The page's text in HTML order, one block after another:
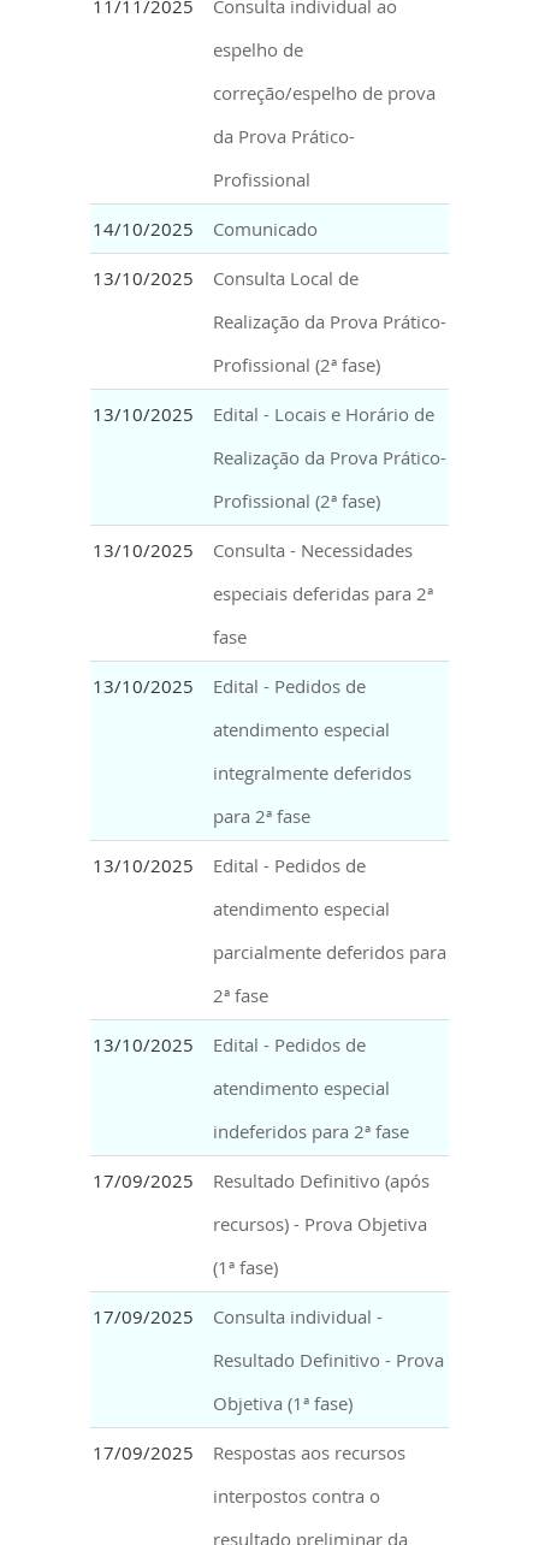
11/11/2025
Consulta individual ao
espelho de
correção/espelho de prova
da Prova Prático-
Profissional
14/10/2025 Comunicado
13/10/2025
Consulta Local de
Realização da Prova Prático-
Profissional (2ª fase)
13/10/2025
Edital - Locais e Horário de
Realização da Prova Prático-
Profissional (2ª fase)
13/10/2025
Consulta - Necessidades
especiais deferidas para 2ª
fase
13/10/2025
Edital - Pedidos de
atendimento especial
integralmente deferidos
para 2ª fase
13/10/2025
Edital - Pedidos de
atendimento especial
parcialmente deferidos para
2ª fase
13/10/2025
Edital - Pedidos de
atendimento especial
indeferidos para 2ª fase
17/09/2025
Resultado Definitivo (após
recursos) - Prova Objetiva
(1ª fase)
17/09/2025
Consulta individual -
Resultado Definitivo - Prova
Objetiva (1ª fase)
17/09/2025
Respostas aos recursos
interpostos contra o
resultado preliminar da